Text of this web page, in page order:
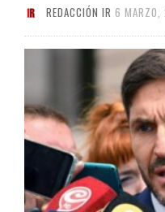
REDACCIÓN IR 6